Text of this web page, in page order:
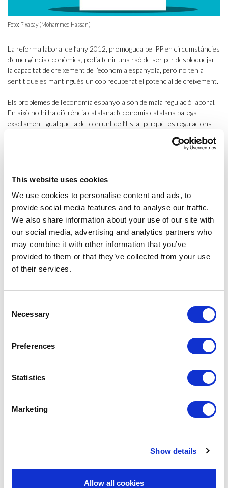
This website uses cookies
We use cookies to personalise content and ads, to
provide social media features and to analyse our traffic.
We also share information about your use of our site with
our social media, advertising and analytics partners who
may combine it with other information that you’ve
provided to them or that they’ve collected from your use
of their services.
Selection
Necessary
Preferences
Statistics
Marketing
Show details
Allow all cookies
Foto: Pixabay (Mohammed Hassan)
La reforma laboral de l’any 2012, promoguda pel PP en circumstàncies
d’emergència econòmica, podia tenir una raó de ser per desbloquejar
la capacitat de creixement de l’economia espanyola, però no tenia
sentit que es mantingués un cop recuperat el potencial de creixement.
Els problemes de l’economia espanyola són de mala regulació laboral.
En això no hi ha diferència catalana: l’economia catalana batega
exactament igual que la del conjunt de l’Estat perquè les regulacions
de la regulació laboral espanyola, que es concreta en taxes d’atur
altes i una dualitat laboral (diferents condicions i regulacions) molt
marcada en funció de l’edat.
Continua llegint →
ALBERT CARRERAS
Professor of History and Economic Institutions at the
Name & surname: